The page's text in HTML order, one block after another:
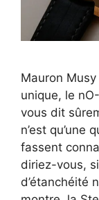
Mauron
unique, le
vous dit
n’est qu’une
fassent
diriez-vous,
d’étanchéité